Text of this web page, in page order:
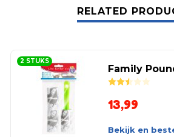
RELATED
2 STUKS
Family
Rated2.50
13,99
Bekijk en